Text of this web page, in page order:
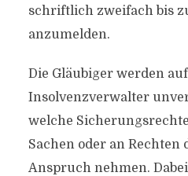
schriftlich zweifach bis
anzumelden.
Die Gläubiger werden
Insolvenzverwalter
welche
Sachen oder an
Anspruch nehmen.